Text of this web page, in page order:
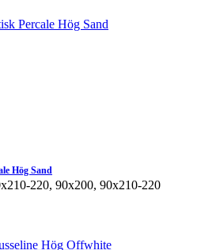
Hög Sand
220, 90x200, 90x210-220